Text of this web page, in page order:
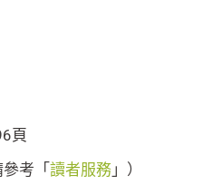
頁
參考「讀者服務 」）